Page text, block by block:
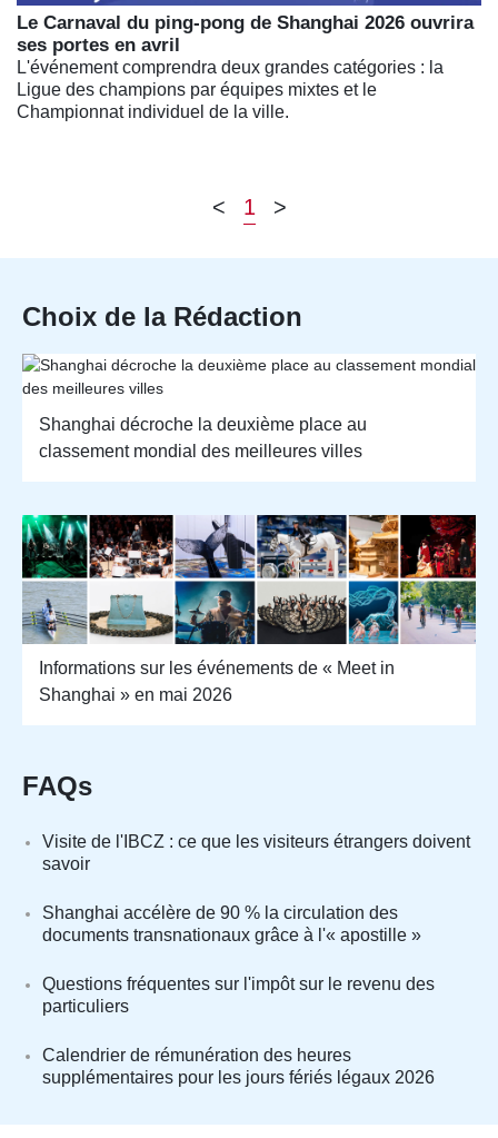
Le Carnaval du ping-pong de Shanghai 2026 ouvrira
ses portes en avril
L'événement comprendra deux grandes catégories : la
Ligue des champions par équipes mixtes et le
Championnat individuel de la ville.
< 1 >
Choix de la Rédaction
Shanghai décroche la deuxième place au
classement mondial des meilleures villes
Informations sur les événements de « Meet in
Shanghai » en mai 2026
FAQs
Visite de l'IBCZ : ce que les visiteurs étrangers doivent
savoir
Shanghai accélère de 90 % la circulation des
documents transnationaux grâce à l'« apostille »
Questions fréquentes sur l'impôt sur le revenu des
particuliers
Calendrier de rémunération des heures
supplémentaires pour les jours fériés légaux 2026